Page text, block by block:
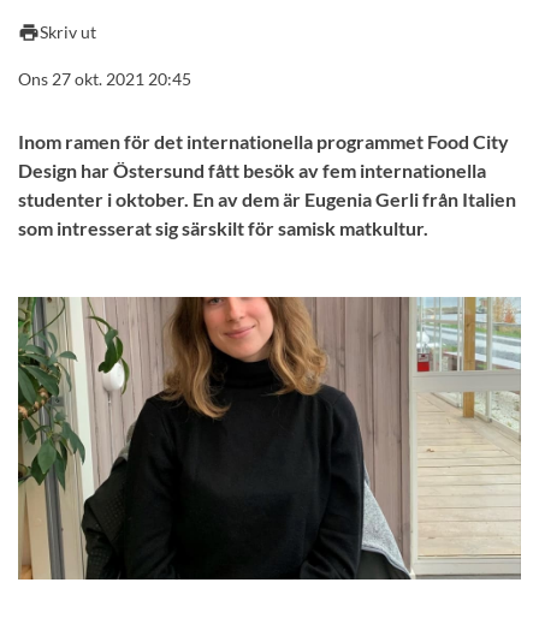
printSkriv ut
Ons 27 okt. 2021 20:45
Inom ramen för det internationella programmet Food City
Design har Östersund fått besök av fem internationella
studenter i oktober. En av dem är Eugenia Gerli från Italien
som intresserat sig särskilt för samisk matkultur.